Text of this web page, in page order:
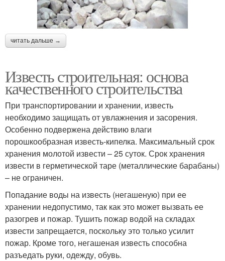
читать дальше →
Известь строительная: основа
качественного строительства
При транспортировании и хранении, известь
необходимо защищать от увлажнения и засорения.
Особенно подвержена действию влаги
порошкообразная известь-кипелка. Максимальный срок
хранения молотой извести – 25 суток. Срок хранения
извести в герметической таре (металлические барабаны)
– не ограничен.
Попадание воды на известь (негашеную) при ее
хранении недопустимо, так как это может вызвать ее
разогрев и пожар. Тушить пожар водой на складах
извести запрещается, поскольку это только усилит
пожар. Кроме того, негашеная известь способна
разъедать руки, одежду, обувь.